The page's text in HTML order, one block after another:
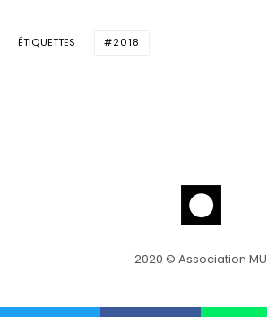
ÉTIQUETTES 2018
2020 © Association MU